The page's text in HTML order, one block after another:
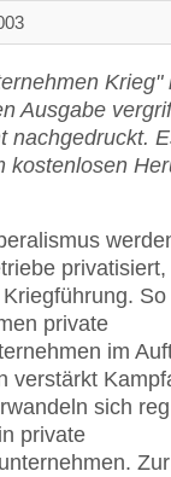
Krieg"
Ausgabe
nachgedruckt.
kostenlosen
So
private
im
verstärkt
sich
private
Zur